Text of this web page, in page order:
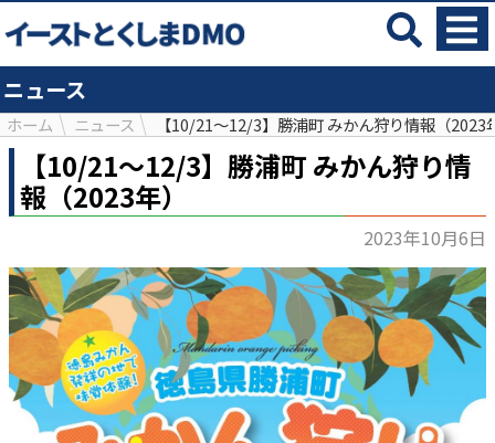
ニュース
ホーム ニュース 【10/21～12/3】勝浦町 みかん狩り情報（2023
【10/21～12/3】勝浦町 みかん狩り情
報（2023年）
2023年10月6日